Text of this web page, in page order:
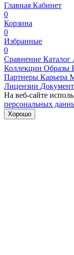
Главная Кабинет
0
Корзина
0
Избранные
0
Сравнение Каталог
Коллекции Образы
Партнеры Карьера
Лицензии
На веб-сайте
персональных
Хорошо